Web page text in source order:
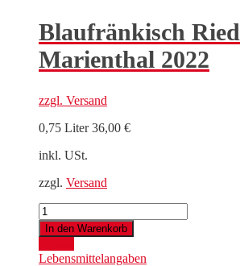
Blaufränkisch Ried
Marienthal 2022
zzgl. Versand
0,75 Liter36,00 €
inkl. USt.
zzgl. Versand
Blaufränkisch
Ried
Marienthal
2022
In den Warenkorb
Lebensmittelangaben